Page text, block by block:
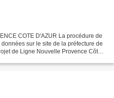
COTE D'AZUR La procédure de
sur le site de la préfecture de
de Ligne Nouvelle Provence Côte